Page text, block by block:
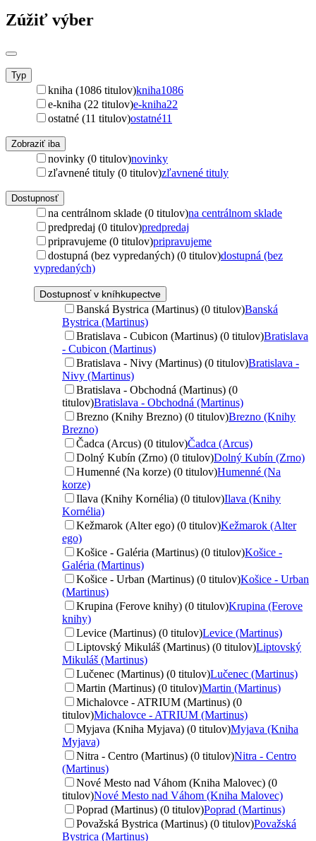
Zúžiť výber
Typ
kniha (1086 titulov)kniha1086
e-kniha (22 titulov)e-kniha22
ostatné (11 titulov)ostatné11
Zobraziť iba
novinky (0 titulov)novinky
zľavnené tituly (0 titulov)zľavnené tituly
Dostupnosť
na centrálnom sklade (0 titulov)na centrálnom sklade
predpredaj (0 titulov)predpredaj
pripravujeme (0 titulov)pripravujeme
dostupná (bez vypredaných) (0 titulov)dostupná (bez
vypredaných)
Dostupnosť v kníhkupectve
Banská Bystrica (Martinus) (0 titulov)Banská
Bystrica (Martinus)
Bratislava - Cubicon (Martinus) (0 titulov)Bratislava
- Cubicon (Martinus)
Bratislava - Nivy (Martinus) (0 titulov)Bratislava -
Nivy (Martinus)
Bratislava - Obchodná (Martinus) (0
titulov)Bratislava - Obchodná (Martinus)
Brezno (Knihy Brezno) (0 titulov)Brezno (Knihy
Brezno)
Čadca (Arcus) (0 titulov)Čadca (Arcus)
Dolný Kubín (Zrno) (0 titulov)Dolný Kubín (Zrno)
Humenné (Na korze) (0 titulov)Humenné (Na
korze)
Ilava (Knihy Kornélia) (0 titulov)Ilava (Knihy
Kornélia)
Kežmarok (Alter ego) (0 titulov)Kežmarok (Alter
ego)
Košice - Galéria (Martinus) (0 titulov)Košice -
Galéria (Martinus)
Košice - Urban (Martinus) (0 titulov)Košice - Urban
(Martinus)
Krupina (Ferove knihy) (0 titulov)Krupina (Ferove
knihy)
Levice (Martinus) (0 titulov)Levice (Martinus)
Liptovský Mikuláš (Martinus) (0 titulov)Liptovský
Mikuláš (Martinus)
Lučenec (Martinus) (0 titulov)Lučenec (Martinus)
Martin (Martinus) (0 titulov)Martin (Martinus)
Michalovce - ATRIUM (Martinus) (0
titulov)Michalovce - ATRIUM (Martinus)
Myjava (Kniha Myjava) (0 titulov)Myjava (Kniha
Myjava)
Nitra - Centro (Martinus) (0 titulov)Nitra - Centro
(Martinus)
Nové Mesto nad Váhom (Kniha Malovec) (0
titulov)Nové Mesto nad Váhom (Kniha Malovec)
Poprad (Martinus) (0 titulov)Poprad (Martinus)
Považská Bystrica (Martinus) (0 titulov)Považská
Bystrica (Martinus)